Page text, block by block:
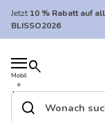
Zum Inhalt springen
Jetzt10 % Rabatt auf
BLISSO2026
Mobil
e
Navi
gatio
search
Startseite
Suche"
search